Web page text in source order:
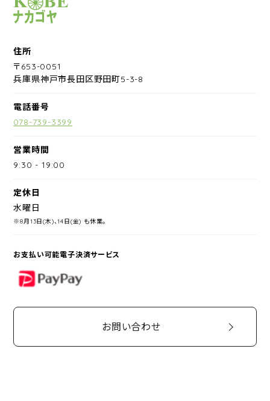
住所
〒653-0051
兵庫県神戸市長田区野田町5-3-8
電話番号
078-739-3399
営業時間
9:30 -19:00
定休日
水曜日
※8月13日(木)、14日(金) も休業。
お支払い可能電子決済サービス
PayPay
お問い合わせ